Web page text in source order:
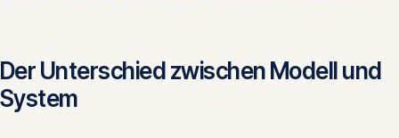
Der Unterschied zwischen Modell und
System